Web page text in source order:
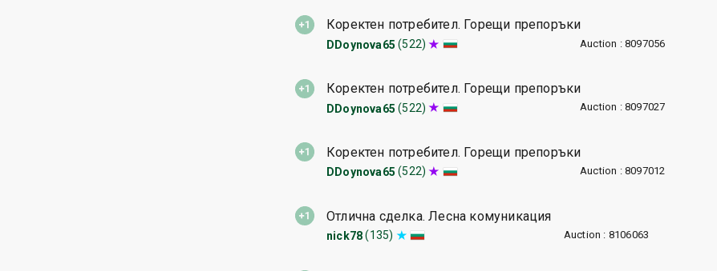
Коректен потребител. Горещи препоръки
DDoynova65 (522) Auction : 8097056
Коректен потребител. Горещи препоръки
DDoynova65 (522) Auction : 8097027
Коректен потребител. Горещи препоръки
DDoynova65 (522) Auction : 8097012
Отлична сделка. Лесна комуникация
nick78 (135) Auction : 8106063